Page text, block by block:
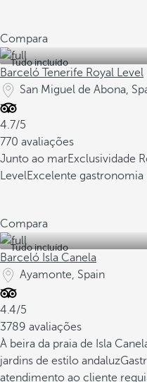
Compara
Tudo incluído
Barceló Tenerife Royal Level
San Miguel de Abona,
4.7/5
770 avaliações
Junto ao marExclusividade
LevelExcelente gastronomia
Compara
Tudo incluído
Barceló Isla Canela
Ayamonte, Spain
4.4/5
3789 avaliações
À beira da praia de Isla
jardins de estilo andaluz
atendimento ao cliente